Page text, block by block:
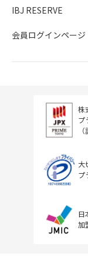
IBJ RESERVE
会員ログインページ
株
プ
大
プ
日
加